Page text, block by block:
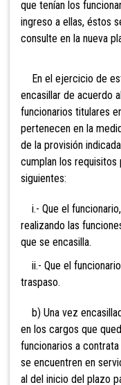
que tenían los
ingreso a ellas, éstos
consulte en la nueva
En el ejercicio de
encasillar de acuerdo
funcionarios titulares
pertenecen en la
de la provisión
cumplan los requisitos
siguientes:
i.- Que el
realizando las
que se encasilla.
ii.- Que el
traspaso.
b) Una vez
en los cargos que
funcionarios a
se encuentren en
al del inicio del plazo